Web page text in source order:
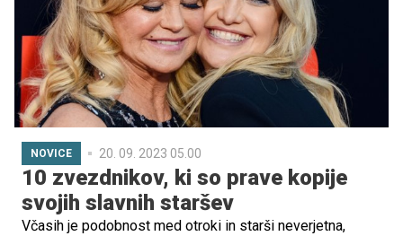
NOVICE 20. 09. 2023 05.00
10 zvezdnikov, ki so prave kopije
svojih slavnih staršev
Včasih je podobnost med otroki in starši neverjetna,